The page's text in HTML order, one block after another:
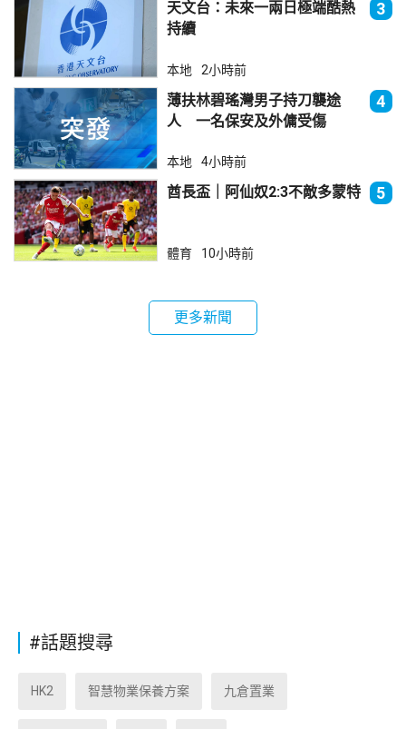
天文台：未來一兩日極端酷熱
持續
3
本地 2小時前
薄扶林碧瑤灣男子持刀襲途
人 一名保安及外傭受傷
4
本地 4小時前
酋長盃｜阿仙奴2:3不敵多蒙特 5
體育 10小時前
更多新聞
#話題搜尋
HK2 智慧物業保養方案 九倉置業